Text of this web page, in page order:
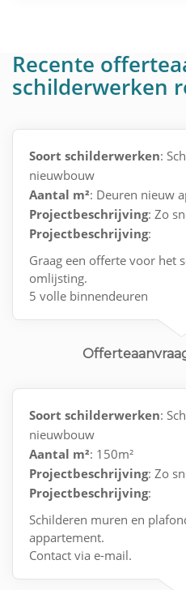
Recente
schilderwerken
Soort schilderwerken:
nieuwbouw
Aantal m²: Deuren nieuw
Projectbeschrijving: Zo
Projectbeschrijving:
Graag een offerte voor het
omlijsting.
5 volle binnendeuren
1 deur met raam in ( living )
1 achterwand toilet
Soort schilderwerken:
nieuwbouw
Aantal m²: 150m²
Projectbeschrijving: Zo
Projectbeschrijving:
Schilderen muren en
appartement.
Contact via e-mail.